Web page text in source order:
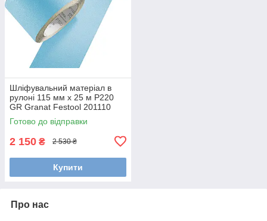
Шліфувальний матеріал в
рулоні 115 мм x 25 м P220
GR Granat Festool 201110
Готово до відправки
2 150 ₴ 2 530 ₴
Купити
Про нас